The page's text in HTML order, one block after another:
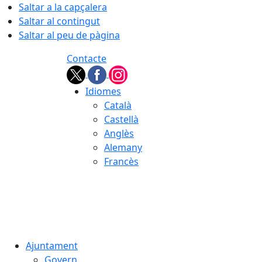
Saltar a la capçalera
Saltar al contingut
Saltar al peu de pàgina
Contacte
Idiomes
Català
Castellà
Anglès
Alemany
Francès
Ajuntament